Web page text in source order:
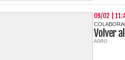
09/02 |
Volver
AGRO